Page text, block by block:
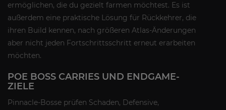
ermöglichen, die du gezielt farmen möchtest. Es ist
außerdem eine praktische Lösung für Rückkehrer, die
ihren Build kennen, nach größeren Atlas-Änderungen
aber nicht jeden Fortschrittsschritt erneut erarbeiten
möchten.
POE BOSS CARRIES UND ENDGAME-
ZIELE
Pinnacle-Bosse prüfen Schaden, Defensive,